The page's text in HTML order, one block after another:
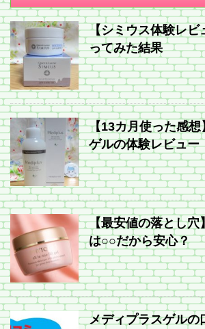
【シミウス体験レビ
ってみた結果
【13カ月使った感
ゲルの体験レビュー
【最安値の落とし穴
は○○だから安心？
メディプラスゲルの